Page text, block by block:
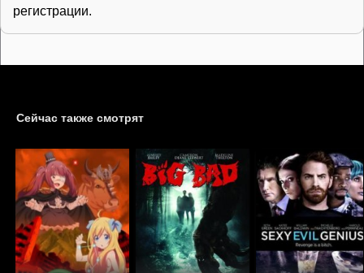
регистрации.
Сейчас также смотрят